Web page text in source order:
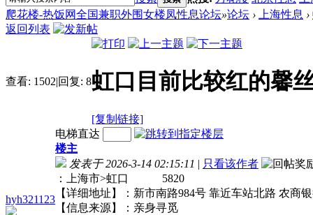
爬花楼-热饭网全国兼职外围女楼凤性息论坛»论坛 › 上海性息 ›
返回列表
查看: 1502|回复: 8虹口目前比较红的馨
[复制链接]
hyh321123
电梯直达
楼主
发表于 2026-3-14 02:15:11 | 只看该作者
：上海市>虹口 5820
【详细地址】：新市南路984号 靠近车站北路
【信息来源】：亲身寻觅